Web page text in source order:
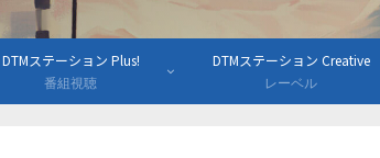
DTMステーション Plus!
番組視聴
DTMステーション Creative
レーベル